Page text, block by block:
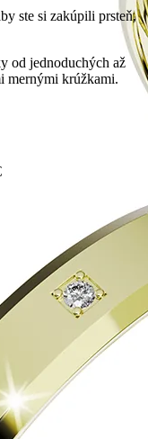
ste si zakúpili prsteň,
od jednoduchých až
mernými krúžkami.